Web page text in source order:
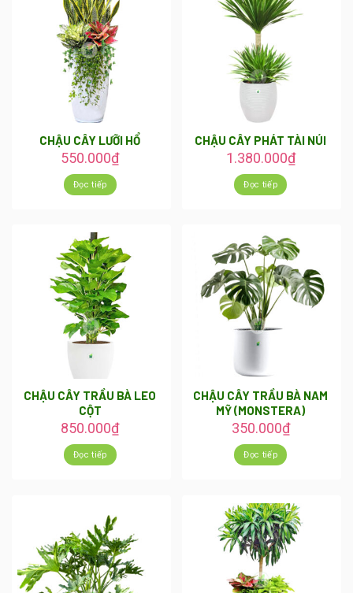
CHẬU CÂY LƯỠI HỔ
550.000₫
Đọc tiếp
CHẬU CÂY PHÁT TÀI NÚI
1.380.000₫
Đọc tiếp
CHẬU CÂY TRẦU BÀ LEO
CỘT
850.000₫
Đọc tiếp
CHẬU CÂY TRẦU BÀ NAM
MỸ (MONSTERA)
350.000₫
Đọc tiếp